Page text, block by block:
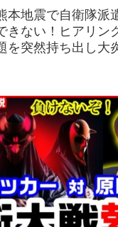
本地震で自衛隊
きない！ヒアリン
を突然持ち出し大